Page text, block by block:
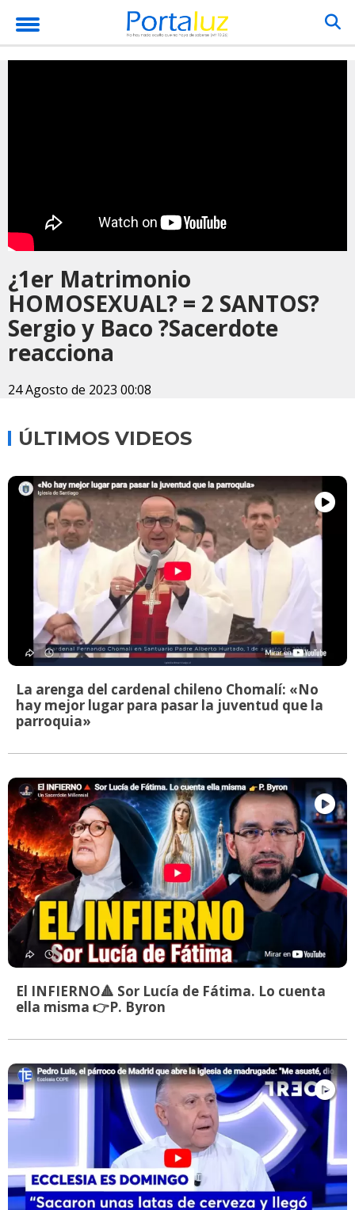
¿1er Matrimonio
HOMOSEXUAL? = 2 SANTOS?
Sergio y Baco ?Sacerdote
reacciona
24 Agosto de 2023 00:08
ÚLTIMOS VIDEOS
La arenga del cardenal chileno Chomalí: «No
hay mejor lugar para pasar la juventud que la
parroquia»
El INFIERNO🔺 Sor Lucía de Fátima. Lo cuenta
ella misma 👉P. Byron